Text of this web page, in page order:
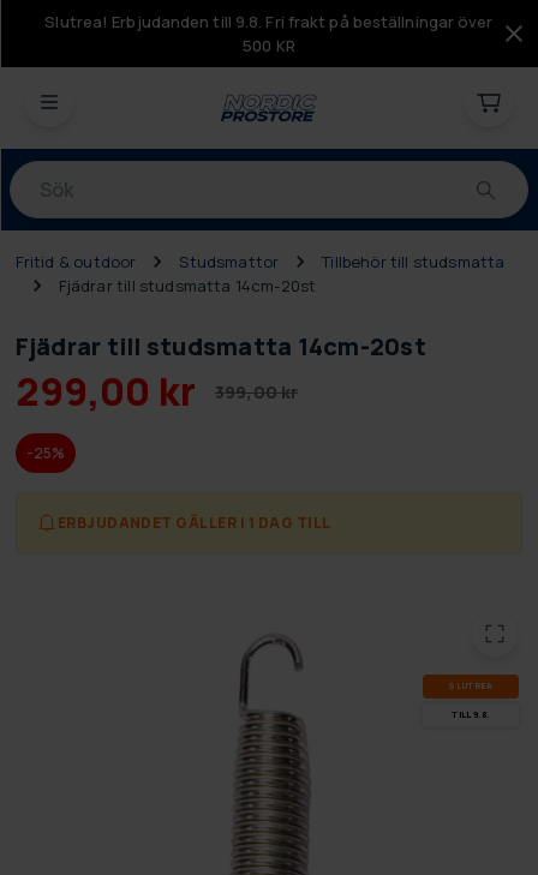
Slutrea! Erbjudanden till 9.8. Fri frakt på beställningar över
500 KR
Produkter
Fritid & outdoor Studsmattor
Tillbehör till studsmatta
Fjädrar till studsmatta 14cm-20st
Fjädrar till studsmatta 14cm-20st
299,00 kr 399,00 kr
-25%
ERBJUDANDET GÄLLER I 1 DAG TILL
SLUT­REA
TILL 9.8.